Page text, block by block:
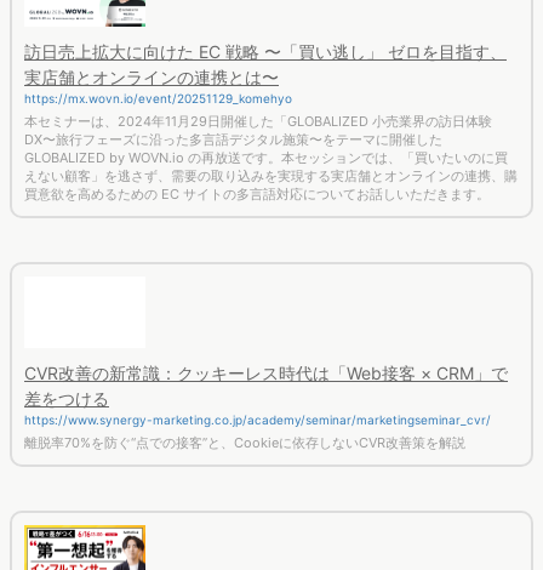
訪日売上拡大に向けた EC 戦略 〜「買い逃し」 ゼロを目指す、
実店舗とオンラインの連携とは〜
https://mx.wovn.io/event/20251129_komehyo
本セミナーは、2024年11月29日開催した「GLOBALIZED 小売業界の訪日体験
DX〜旅行フェーズに沿った多言語デジタル施策〜をテーマに開催した
GLOBALIZED by WOVN.io の再放送です。本セッションでは、「買いたいのに買
えない顧客」を逃さず、需要の取り込みを実現する実店舗とオンラインの連携、購
買意欲を高めるための EC サイトの多言語対応についてお話しいただきます。
CVR改善の新常識：クッキーレス時代は「Web接客 × CRM」で
差をつける
https://www.synergy-marketing.co.jp/academy/seminar/marketingseminar_cvr/
離脱率70%を防ぐ“点での接客”と、Cookieに依存しないCVR改善策を解説